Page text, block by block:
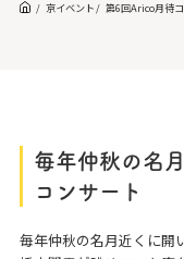
京イベント 第6回Arico月待
毎年仲秋の名
コンサート
毎年仲秋の名月近くに開